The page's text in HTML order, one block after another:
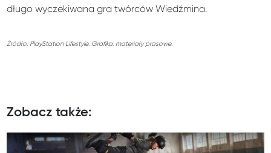
długo wyczekiwana gra twórców Wiedźmina.
Źródło: PlayStation Lifestyle. Grafika: materiały prasowe.
Zobacz także: